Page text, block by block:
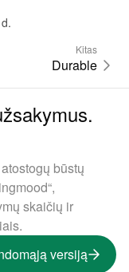
Kitas
Durable
būstų
skaičių ir
versiją